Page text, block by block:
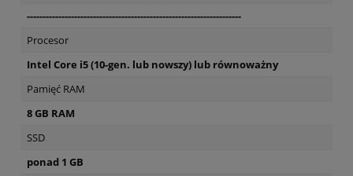
--------------------------------------------------------------------
Procesor
Intel Core i5 (10-gen. lub nowszy) lub równoważny
Pamięć RAM
8 GB RAM
SSD
ponad 1 GB